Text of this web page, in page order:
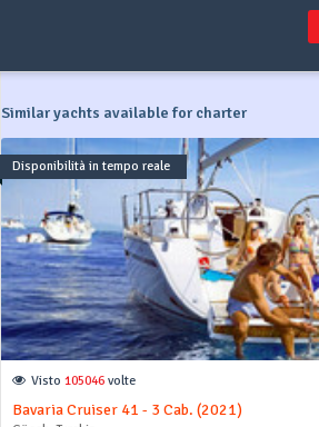
Similar yachts available for charter
Disponibilità in tempo reale
Visto 105046 volte
Bavaria Cruiser 41 - 3 Cab. (2021)